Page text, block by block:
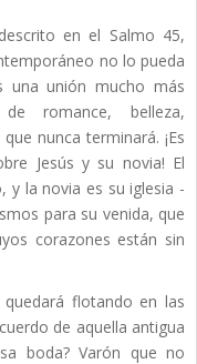
en el Salmo 45,
no lo pueda
una unión mucho más
romance, belleza,
nunca terminará. ¡Es
Jesús y su novia! El
y la novia es su iglesia -
para su venida, que
corazones están sin
flotando en las
de aquella antigua
boda? Varón que no